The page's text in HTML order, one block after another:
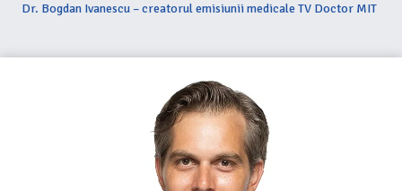
Dr. Bogdan Ivanescu – creatorul emisiunii medicale TV Doctor MIT